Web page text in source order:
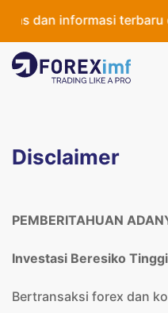
dan informasi terbaru di
Disclaimer
PEMBERITAHUAN
Investasi Beresiko Tinggi
Bertransaksi forex dan